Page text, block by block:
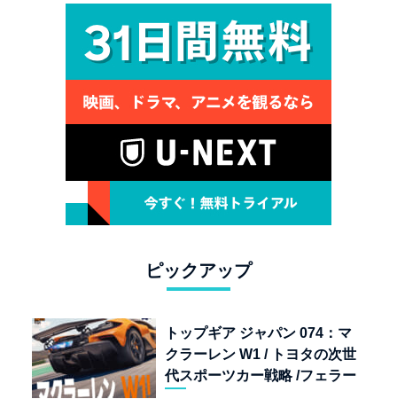
ピックアップ
トップギア ジャパン 074：マ
クラーレン W1 / トヨタの次世
代スポーツカー戦略 /フェラー